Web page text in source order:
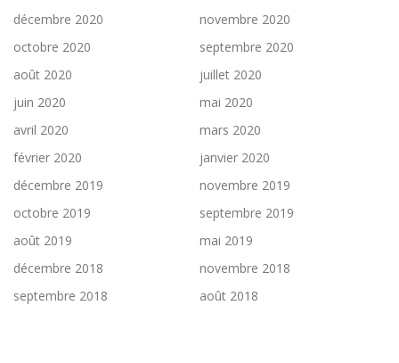
décembre 2020
novembre 2020
octobre 2020
septembre 2020
août 2020
juillet 2020
juin 2020
mai 2020
avril 2020
mars 2020
février 2020
janvier 2020
décembre 2019
novembre 2019
octobre 2019
septembre 2019
août 2019
mai 2019
décembre 2018
novembre 2018
septembre 2018
août 2018